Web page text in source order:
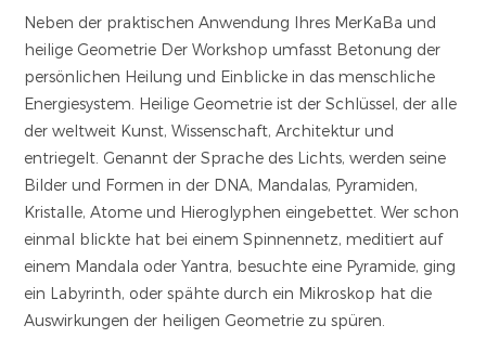
Neben der praktischen Anwendung Ihres MerKaBa und
heilige Geometrie Der Workshop umfasst Betonung der
persönlichen Heilung und Einblicke in das menschliche
Energiesystem. Heilige Geometrie ist der Schlüssel, der alle
der weltweit Kunst, Wissenschaft, Architektur und
entriegelt. Genannt der Sprache des Lichts, werden seine
Bilder und Formen in der DNA, Mandalas, Pyramiden,
Kristalle, Atome und Hieroglyphen eingebettet. Wer schon
einmal blickte hat bei einem Spinnennetz, meditiert auf
einem Mandala oder Yantra, besuchte eine Pyramide, ging
ein Labyrinth, oder spähte durch ein Mikroskop hat die
Auswirkungen der heiligen Geometrie zu spüren.